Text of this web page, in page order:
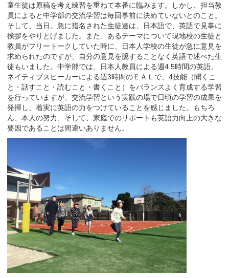
童生徒は原稿を考え練習を重ねて本番に臨みます。しかし、担当教
員によると中学部の交流学習は毎回事前に決めていないとのこと。
そして、当日。急に指名された生徒達は、日本語で、英語で見事に
挨拶をやりとげました。また、あるテーマについて現地校の生徒と
教員がフリートークしていた時に、日本人学校の生徒が急に意見を
求められたのですが、自分の意見を臆することなく英語で述べた生
徒もいました。中学部では、日本人教員による週4.5時間の英語、
ネイティブスピーカーによる週3時間のＥＡＬで、4技能（聞くこ
と・話すこと・読むこと・書くこと）をバランスよく育成する学習
を行っていますが、交流学習という実践の場で日頃の学習の成果を
発揮し、着実に英語の力をつけていることを感じました。もちろ
ん、本人の努力、そして、家庭でのサポートも英語力向上の大きな
要因であることは間違いありません。